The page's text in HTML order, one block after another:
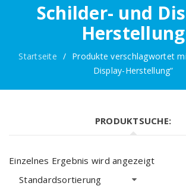
Schilder- und
Herstellung
Startseite / Produkte verschlagwortet
Display-Herstellung“
PRODUKTSUCHE:
Einzelnes Ergebnis wird angezeigt
Standardsortierung